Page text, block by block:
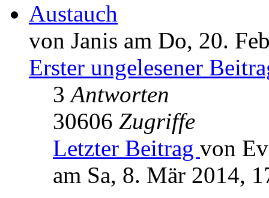
Austauch
von Janis am Do, 20.
Erster ungelesener
3Antworten
30606 Zugriffe
Letzter Beitrag von
am Sa, 8. Mär 2014,